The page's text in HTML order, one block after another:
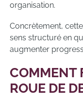
organisation.
Concrètement,
sens structuré en
augmenter
COMMENT
ROUE DE